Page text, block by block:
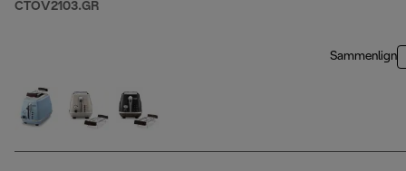
CTOV2103.GR
Sammenlign